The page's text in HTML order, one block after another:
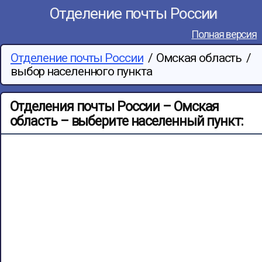
Отделение почты России
Полная версия
Отделение почты России / Омская область /
выбор населенного пункта
Отделения почты России – Омская
область – выберите населенный пункт: